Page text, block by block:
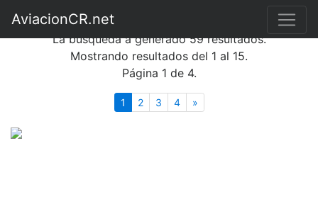
AviacionCR.net
Búsqueda de fotografías
La búsqueda a generado 59 resultados.
Mostrando resultados del 1 al 15.
Página 1 de 4.
1 (actual)
2 3 4 »Siguiente